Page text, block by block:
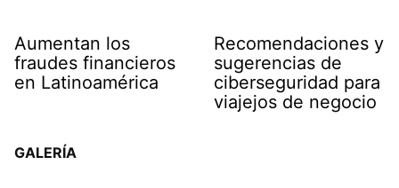
Aumentan los
fraudes financieros
en Latinoamérica
Recomendaciones y
sugerencias de
ciberseguridad para
viajejos de negocio
GALERÍA